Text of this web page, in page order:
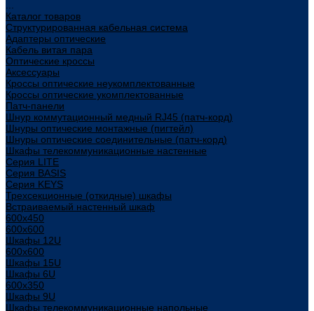
Каталог товаров
Структурированная кабельная система
Адаптеры оптические
Кабель витая пара
Оптические кроссы
Аксессуары
Кроссы оптические неукомплектованные
Кроссы оптические укомплектованные
Патч-панели
Шнур коммутационный медный RJ45 (патч-корд)
Шнуры оптические монтажные (пигтейл)
Шнуры оптические соединительные (патч-корд)
Шкафы телекоммуникационные настенные
Cерия LITE
Cерия BASIS
Cерия KEYS
Трехсекционные (откидные) шкафы
Встраиваемый настенный шкаф
600x450
600x600
Шкафы 12U
600x600
Шкафы 15U
Шкафы 6U
600x350
Шкафы 9U
Шкафы телекоммуникационные напольные